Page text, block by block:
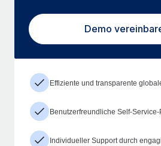
Demo
Effiziente und transparente
Benutzerfreundliche Self-Service-
Individueller Support durch